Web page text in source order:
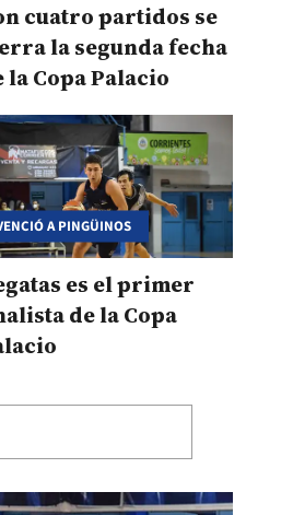
cuatro partidos se
la segunda fecha
la Copa Palacio
A PINGÜINOS
es el primer
de la Copa